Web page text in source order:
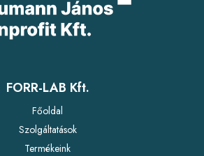
FORR-LAB Kft.
Főoldal
Szolgáltatások
Termékeink